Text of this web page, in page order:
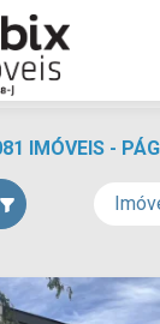
IMÓVEIS -